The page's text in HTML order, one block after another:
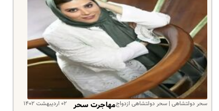
سحر دولتشاهی | سحر دولتشاهی ازدواج ۰۲ اردیبهشت ۱۴۰۲
مهاجرت سحر